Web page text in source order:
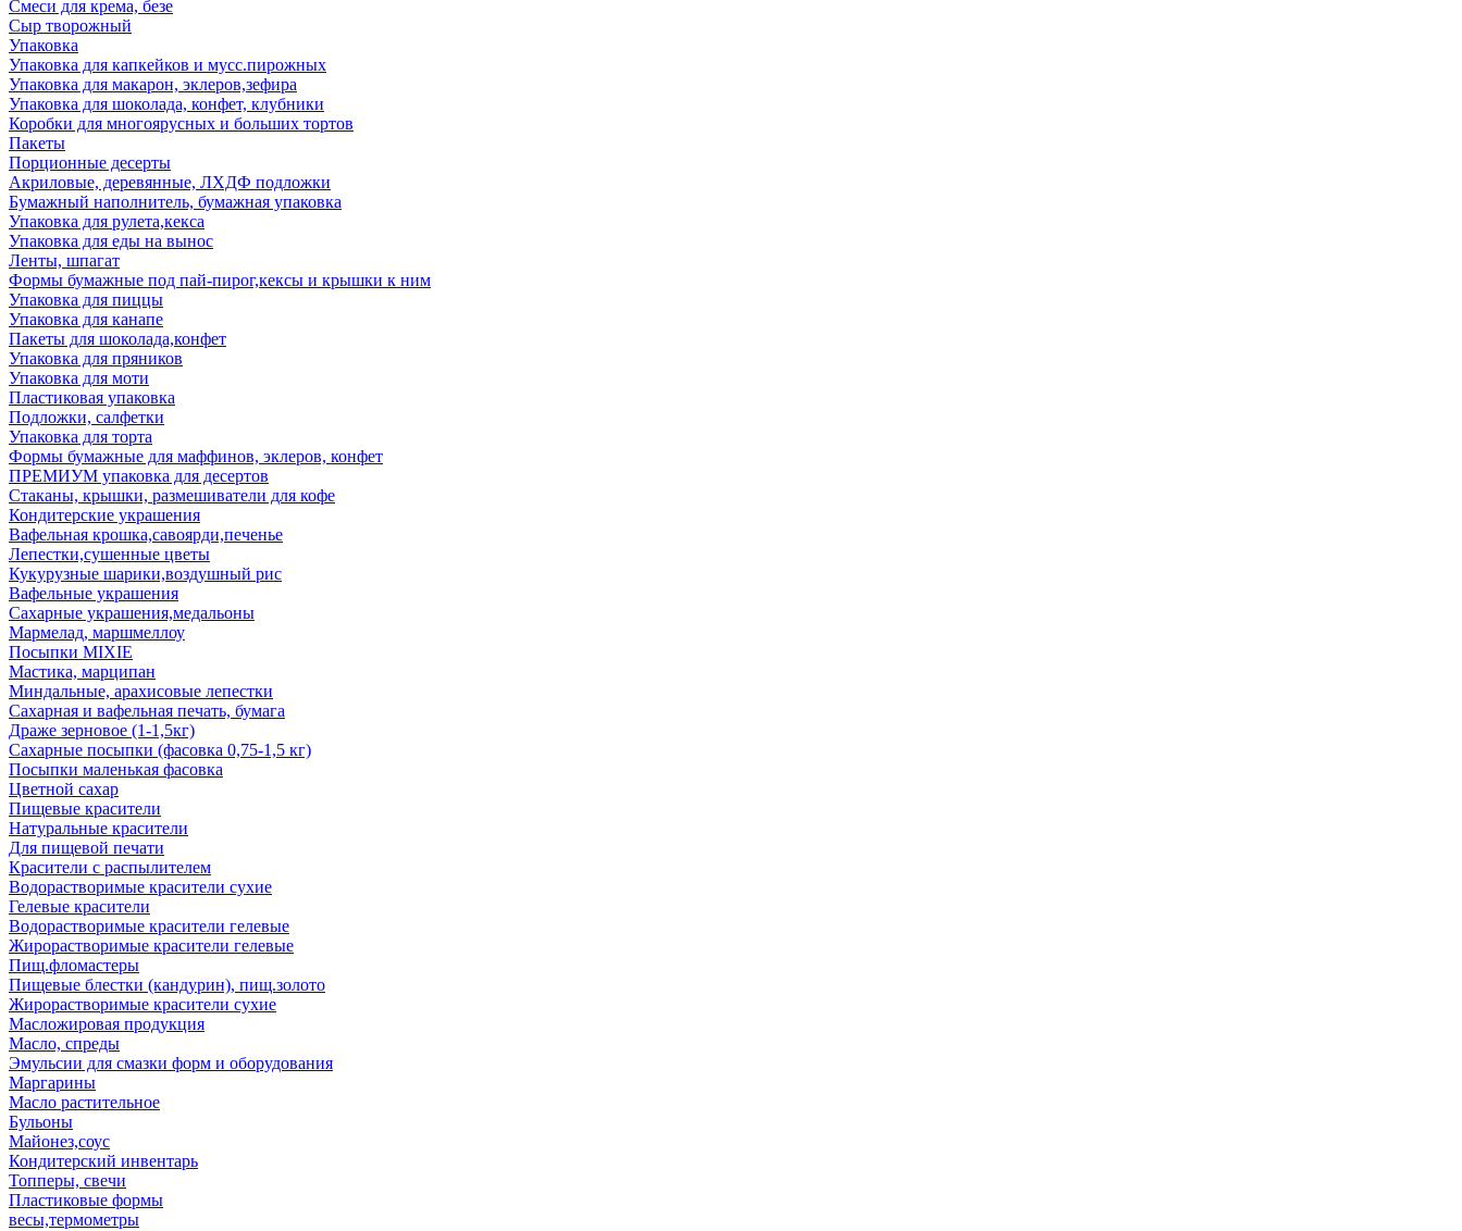
Смеси для крема, безе
Сыр творожный
Упаковка
Упаковка для капкейков и мусс.пирожных
Упаковка для макарон, эклеров,зефира
Упаковка для шоколада, конфет, клубники
Коробки для многоярусных и больших тортов
Пакеты
Порционные десерты
Акриловые, деревянные, ЛХДФ подложки
Бумажный наполнитель, бумажная упаковка
Упаковка для рулета,кекса
Упаковка для еды на вынос
Ленты, шпагат
Формы бумажные под пай-пирог,кексы и крышки к ним
Упаковка для пиццы
Упаковка для канапе
Пакеты для шоколада,конфет
Упаковка для пряников
Упаковка для моти
Пластиковая упаковка
Подложки, салфетки
Упаковка для торта
Формы бумажные для маффинов, эклеров, конфет
ПРЕМИУМ упаковка для десертов
Стаканы, крышки, размешиватели для кофе
Кондитерские украшения
Вафельная крошка,савоярди,печенье
Лепестки,сушенные цветы
Кукурузные шарики,воздушный рис
Вафельные украшения
Сахарные украшения,медальоны
Мармелад, маршмеллоу
Посыпки MIXIE
Мастика, марципан
Миндальные, арахисовые лепестки
Сахарная и вафельная печать, бумага
Драже зерновое (1-1,5кг)
Сахарные посыпки (фасовка 0,75-1,5 кг)
Посыпки маленькая фасовка
Цветной сахар
Пищевые красители
Натуральные красители
Для пищевой печати
Красители с распылителем
Водорастворимые красители сухие
Гелевые красители
Водорастворимые красители гелевые
Жирорастворимые красители гелевые
Пищ.фломастеры
Пищевые блестки (кандурин), пищ.золото
Жирорастворимые красители сухие
Масложировая продукция
Масло, спреды
Эмульсии для смазки форм и оборудования
Маргарины
Масло растительное
Бульоны
Майонез,соус
Кондитерский инвентарь
Топперы, свечи
Пластиковые формы
весы,термометры